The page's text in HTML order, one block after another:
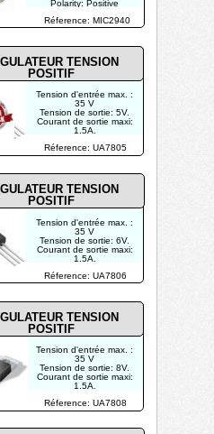
Polarity: Positive
V
Input Voltage MIN: 2 V
Réference: MIC2940
Tension d'entrée max. :
35 V
Tension de sortie: 5V.
Courant de sortie maxi:
1.5A.
Réference: UA7805
Réference: UA7806
Réference: UA7808
Tension d'entrée max. :
35 V
Tension de sortie: 6V.
Courant de sortie maxi:
1.5A.
Tension d'entrée max. :
35 V
Tension de sortie: 8V.
Courant de sortie maxi:
1.5A.
TENSION
POSITIF
TENSION
POSITIF
TENSION
POSITIF